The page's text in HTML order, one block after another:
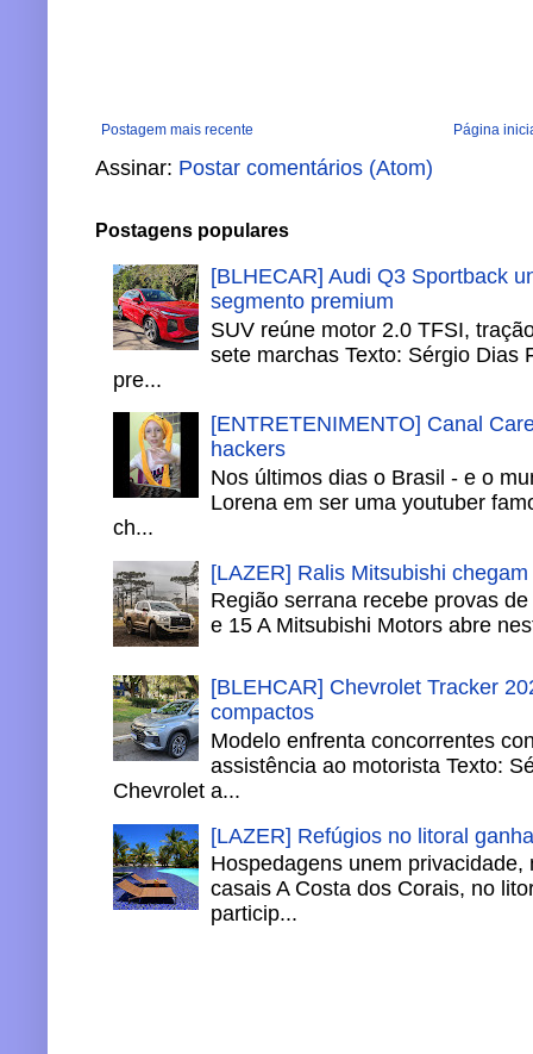
Postagem mais recente Página
Assinar: Postar comentários (Atom)
Postagens populares
[BLHECAR] Audi Q3 Sportback
segmento premium
SUV reúne motor 2.0 TFSI,
sete marchas Texto: Sérgio Dias
pre...
[ENTRETENIMENTO] Canal
hackers
Nos últimos dias o Brasil - e o
Lorena em ser uma youtuber
ch...
[LAZER] Ralis Mitsubishi
Região serrana recebe provas
e 15 A Mitsubishi Motors abre
[BLEHCAR] Chevrolet Tracker
compactos
Modelo enfrenta concorrentes
assistência ao motorista Texto:
Chevrolet a...
[LAZER] Refúgios no litoral
Hospedagens unem
casais A Costa dos Corais, no
particip...